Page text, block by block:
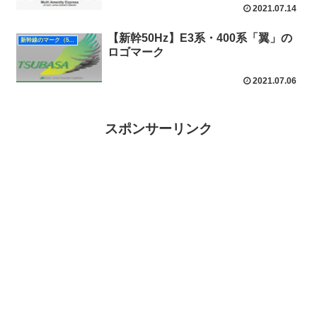
2021.07.14
新幹線のマーク（50Hz）
【新幹50Hz】E3系・400系「翼」の
ロゴマーク
2021.07.06
スポンサーリンク